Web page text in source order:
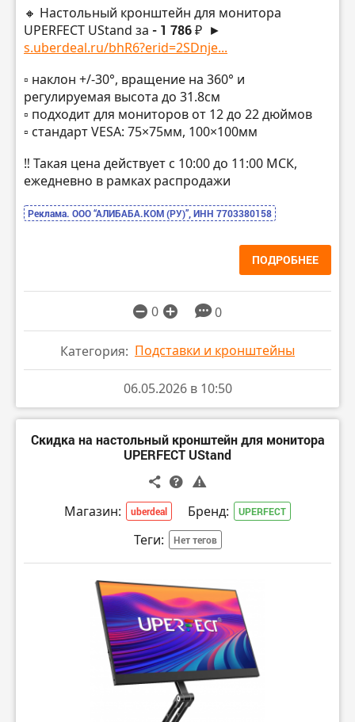
🔸 Настольный кронштейн для монитора
UPERFECT UStand за - 1 786 ₽ ►
s.uberdeal.ru/bhR6?erid=2SDnje...
▫️ наклон +/-30°, вращение на 360° и
регулируемая высота до 31.8см
▫️ подходит для мониторов от 12 до 22 дюймов
▫️ стандарт VESA: 75×75мм, 100×100мм
‼️ Такая цена действует с 10:00 до 11:00 МСК,
ежедневно в рамках распродажи
Реклама. ООО “АЛИБАБА.КОМ (РУ)”, ИНН 7703380158
ПОДРОБНЕЕ
0 0
Категория: Подставки и кронштейны
06.05.2026 в 10:50
Скидка на настольный кронштейн для монитора
UPERFECT UStand
Магазин: uberdeal Бренд: UPERFECT
Теги: Нет тегов